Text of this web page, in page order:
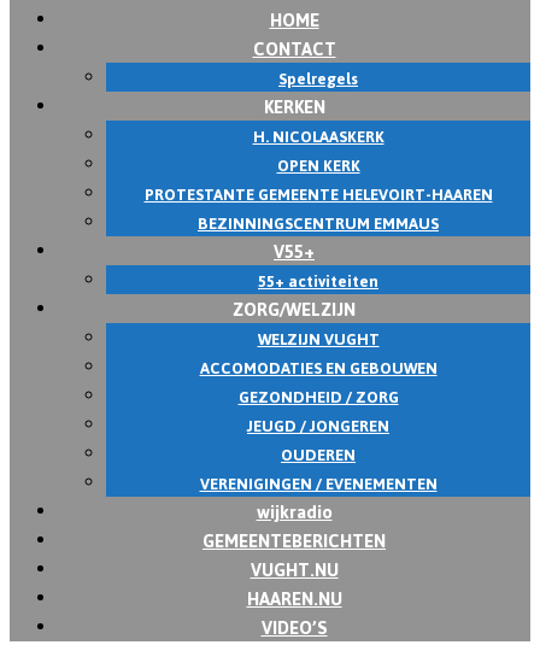
HOME
CONTACT
Spelregels
KERKEN
H. NICOLAASKERK
OPEN KERK
PROTESTANTE GEMEENTE HELEVOIRT-HAAREN
BEZINNINGSCENTRUM EMMAUS
V55+
55+ activiteiten
ZORG/WELZIJN
WELZIJN VUGHT
ACCOMODATIES EN GEBOUWEN
GEZONDHEID / ZORG
JEUGD / JONGEREN
OUDEREN
VERENIGINGEN / EVENEMENTEN
wijkradio
GEMEENTEBERICHTEN
VUGHT.NU
HAAREN.NU
VIDEO’S